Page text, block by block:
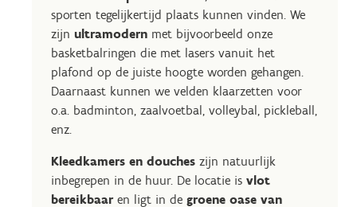
sporten tegelijkertijd plaats kunnen vinden. We
zijn ultramodern met bijvoorbeeld onze
basketbalringen die met lasers vanuit het
plafond op de juiste hoogte worden gehangen.
Daarnaast kunnen we velden klaarzetten voor
o.a. badminton, zaalvoetbal, volleybal, pickleball,
enz.
Kleedkamers en douches zijn natuurlijk
inbegrepen in de huur. De locatie is vlot
bereikbaaren ligt in de groene oase van